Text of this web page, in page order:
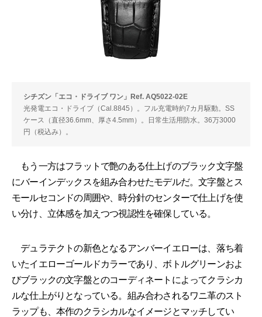
シチズン「エコ・ドライブ ワン」Ref. AQ5022-02E
光発電エコ・ドライブ（Cal.8845）。フル充電時約7カ月駆動。SS
ケース（直径36.6mm、厚さ4.5mm）。日常生活用防水。36万3000
円（税込み）。
もう一方はフラットで艶のある仕上げのブラック文字盤
にバーインデックスを組み合わせたモデルだ。文字盤とス
モールセコンドの周囲や、時分針のセンターで仕上げを使
い分け、立体感を加えつつ視認性を確保している。
デュラテクトの新色となるアンバーイエローは、落ち着
いたイエローゴールドカラーであり、ボトルグリーンおよ
びブラックの文字盤とのコーディネートによってクラシカ
ルな仕上がりとなっている。組み合わされるワニ革のスト
ラップも、本作のクラシカルなイメージとマッチしてい